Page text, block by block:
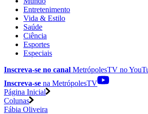
Entretenimento
Vida & Estilo
Saúde
Ciência
Esportes
Especiais
Inscreva-se no canal MetrópolesTV no
Inscreva-se na MetrópolesTV
Página Inicial
Colunas
Fábia Oliveira